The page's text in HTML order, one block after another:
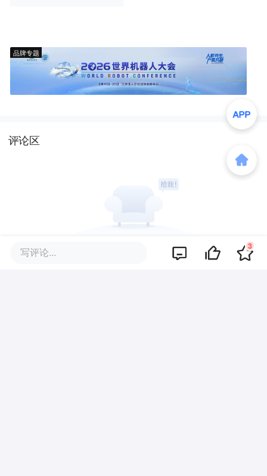
品牌专题
评论区
写评论... 3